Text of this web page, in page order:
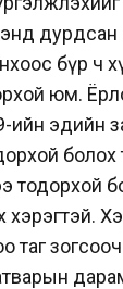
дурдсан
бүр ч
юм.
ийн эдийн
болох
тодорхой
хэрэгтэй.
таг